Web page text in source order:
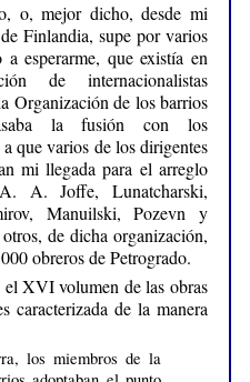
o, mejor dicho, desde mi
Finlandia, supe por varios
a esperarme, que existía en
de internacionalistas
Organización de los barrios
la fusión con los
que varios de los dirigentes
mi llegada para el arreglo
A. Joffe, Lunatcharski,
Manuilski, Pozevn y
de dicha organización,
obreros de Petrogrado.
XVI volumen de las obras
caracterizada de la manera
los miembros de la